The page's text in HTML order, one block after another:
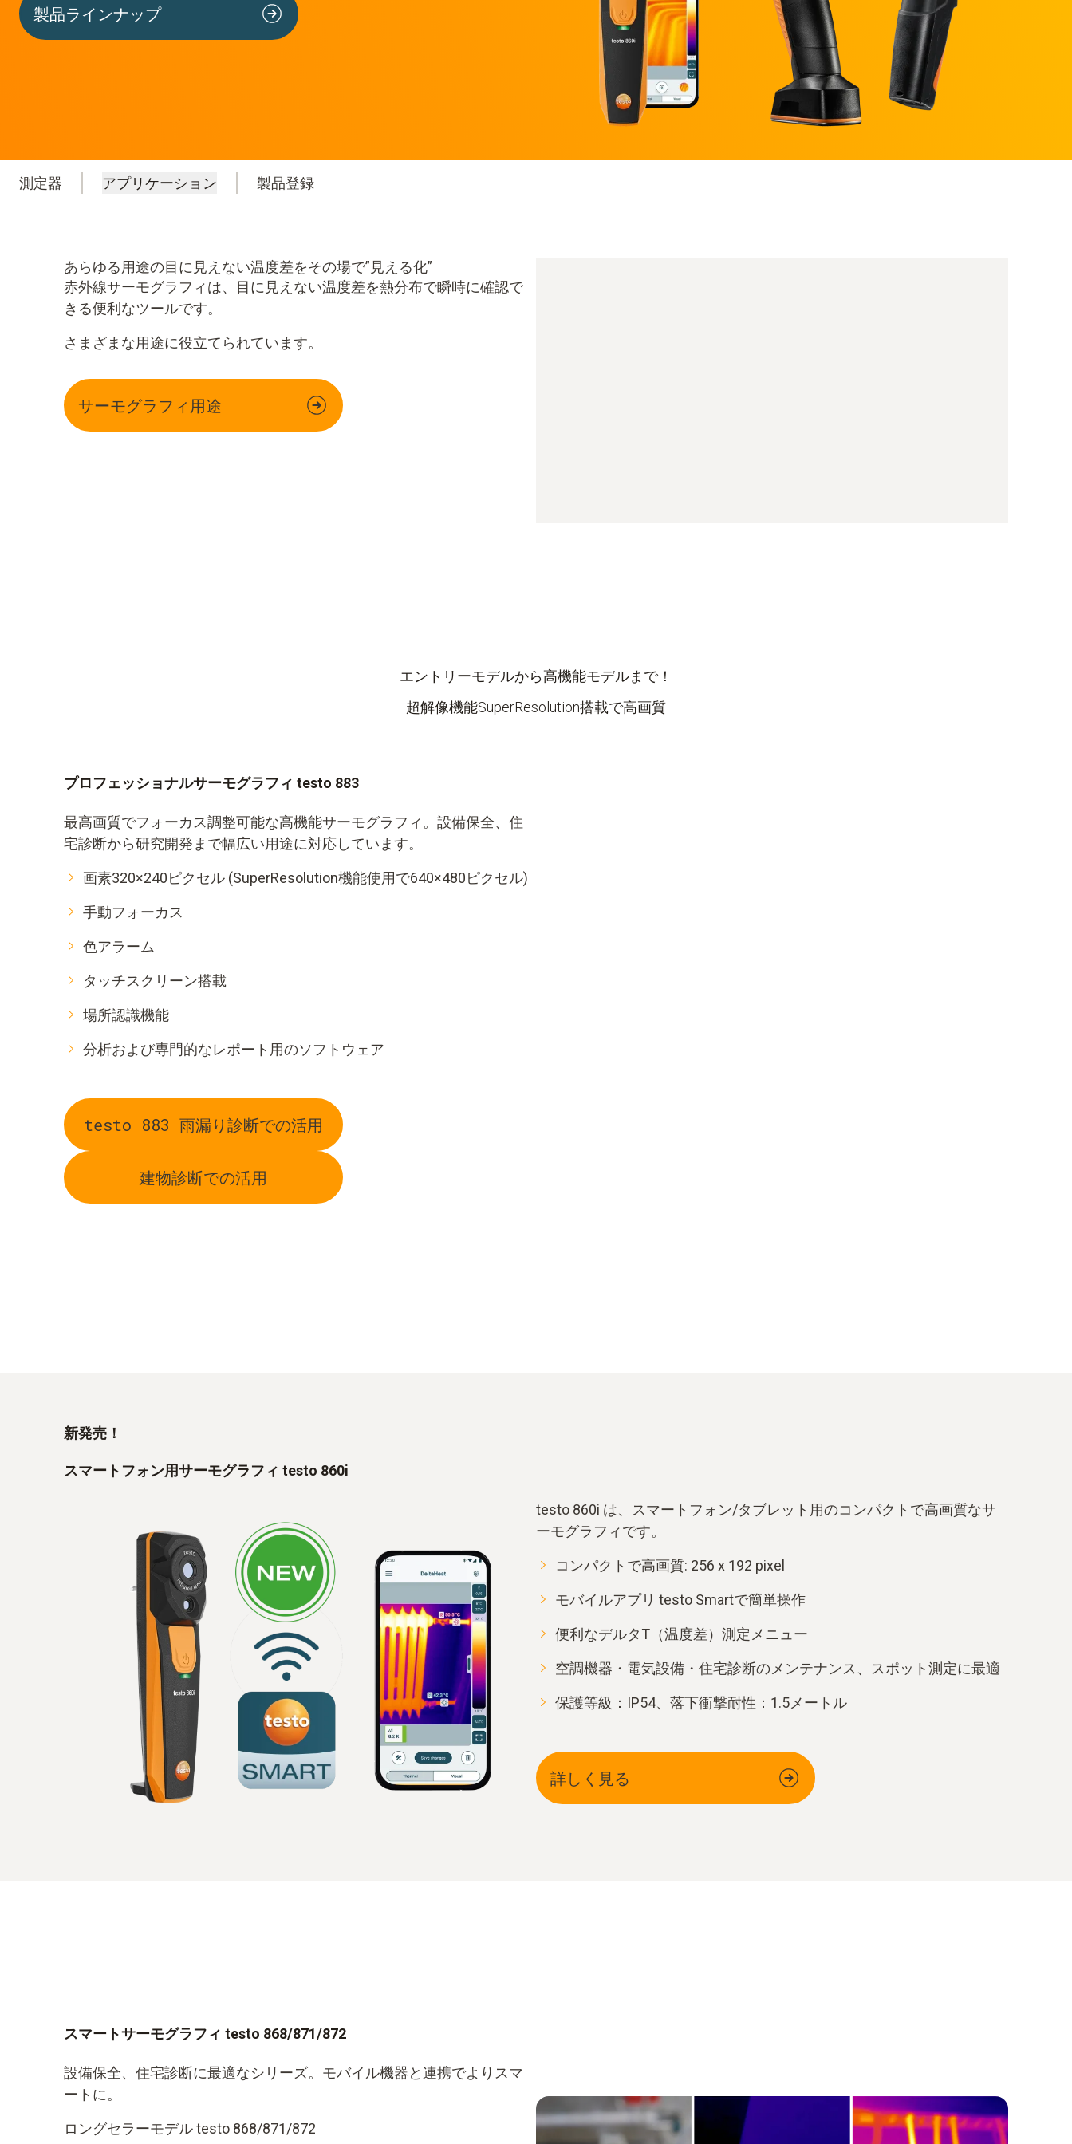
製品ラインナップ
測定器 アプリケーション 製品登録
あらゆる用途の目に見えない温度差をその場で”見える化”
赤外線サーモグラフィは、目に見えない温度差を熱分布で瞬時に確認で
きる便利なツールです。
さまざまな用途に役立てられています。
サーモグラフィ用途
エントリーモデルから高機能モデルまで！
超解像機能SuperResolution搭載で高画質
プロフェッショナルサーモグラフィ testo 883
最高画質でフォーカス調整可能な高機能サーモグラフィ。設備保全、住
宅診断から研究開発まで幅広い用途に対応しています。
画素320×240ピクセル (SuperResolution機能使用で640×480ピクセル)
手動フォーカス
色アラーム
タッチスクリーン搭載
場所認識機能
分析および専門的なレポート用のソフトウェア
testo 883 雨漏り診断での活用
建物診断での活用
新発売！
スマートフォン用サーモグラフィ testo 860i
testo 860i は、スマートフォン/タブレット用のコンパクトで高画質なサ
ーモグラフィです。
コンパクトで高画質: 256 x 192 pixel
モバイルアプリ testo Smartで簡単操作
便利なデルタT（温度差）測定メニュー
空調機器・電気設備・住宅診断のメンテナンス、スポット測定に最適
保護等級：IP54、落下衝撃耐性：1.5メートル
詳しく見る
スマートサーモグラフィ testo 868/871/872
設備保全、住宅診断に最適なシリーズ。モバイル機器と連携でよりスマ
ートに。
ロングセラーモデル testo 868/871/872